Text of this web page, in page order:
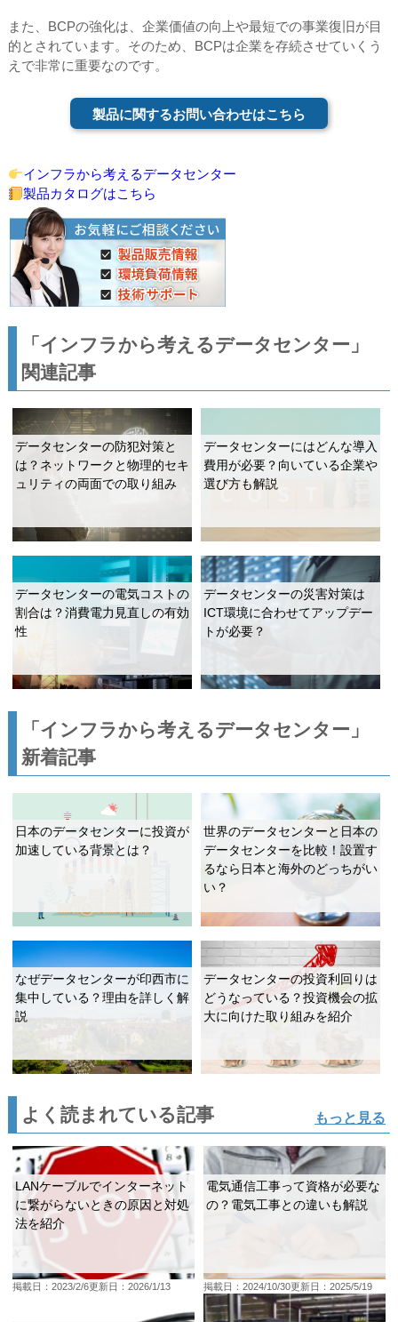
また、BCPの強化は、企業価値の向上や最短での事業復旧が目
的とされています。そのため、BCPは企業を存続させていくう
えで非常に重要なのです。
製品に関するお問い合わせはこちら
インフラから考えるデータセンター
製品カタログはこちら
「インフラから考えるデータセンター」
関連記事
データセンターの防犯対策と
は？ネットワークと物理的セキ
ュリティの両面での取り組み
データセンターにはどんな導入
費用が必要？向いている企業や
選び方も解説
データセンターの電気コストの
割合は？消費電力見直しの有効
性
データセンターの災害対策は
ICT環境に合わせてアップデー
トが必要？
「インフラから考えるデータセンター」
新着記事
日本のデータセンターに投資が
加速している背景とは？
世界のデータセンターと日本の
データセンターを比較！設置す
るなら日本と海外のどっちがい
い？
なぜデータセンターが印西市に
集中している？理由を詳しく解
説
データセンターの投資利回りは
どうなっている？投資機会の拡
大に向けた取り組みを紹介
よく読まれている記事 もっと見る
LANケーブルでインターネット
に繋がらないときの原因と対処
法を紹介
掲載日：2023/2/6更新日：2026/1/13
電気通信工事って資格が必要な
の？電気工事との違いも解説
掲載日：2024/10/30更新日：2025/5/19